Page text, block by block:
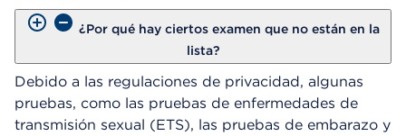
¿Por qué hay ciertos examen que no están en la
lista?
Debido a las regulaciones de privacidad, algunas
pruebas, como las pruebas de enfermedades de
transmisión sexual (ETS), las pruebas de embarazo y